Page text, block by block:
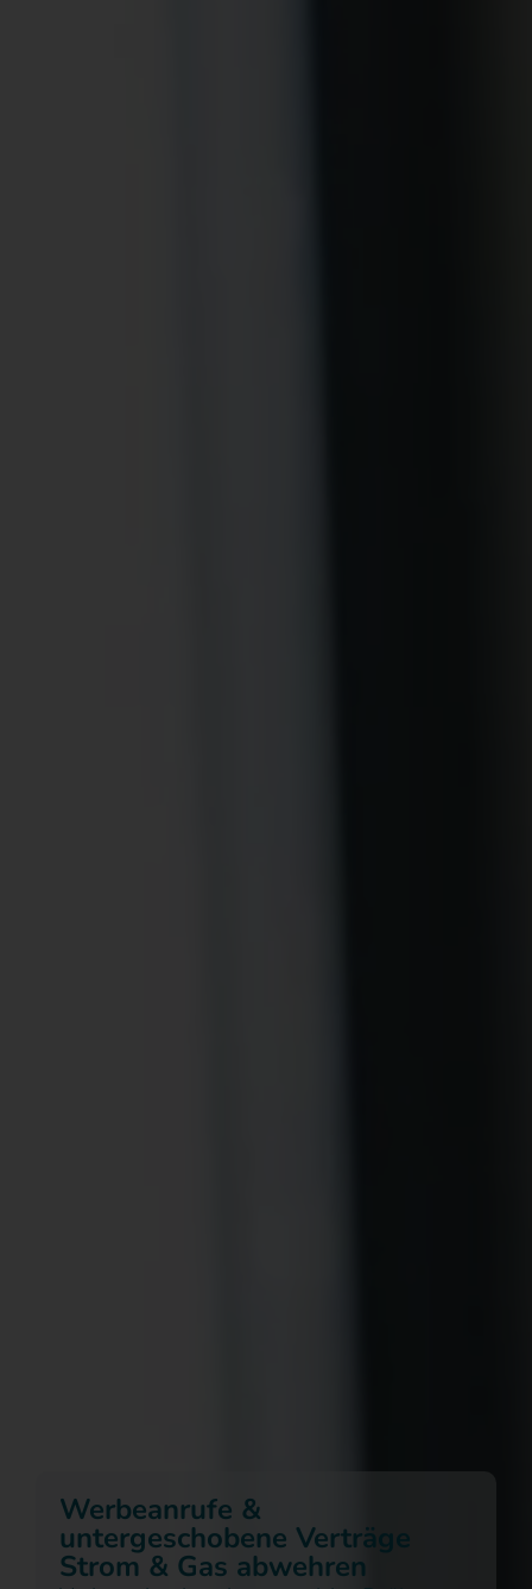
Werbeanrufe &
untergeschobene Verträge
Strom & Gas abwehren